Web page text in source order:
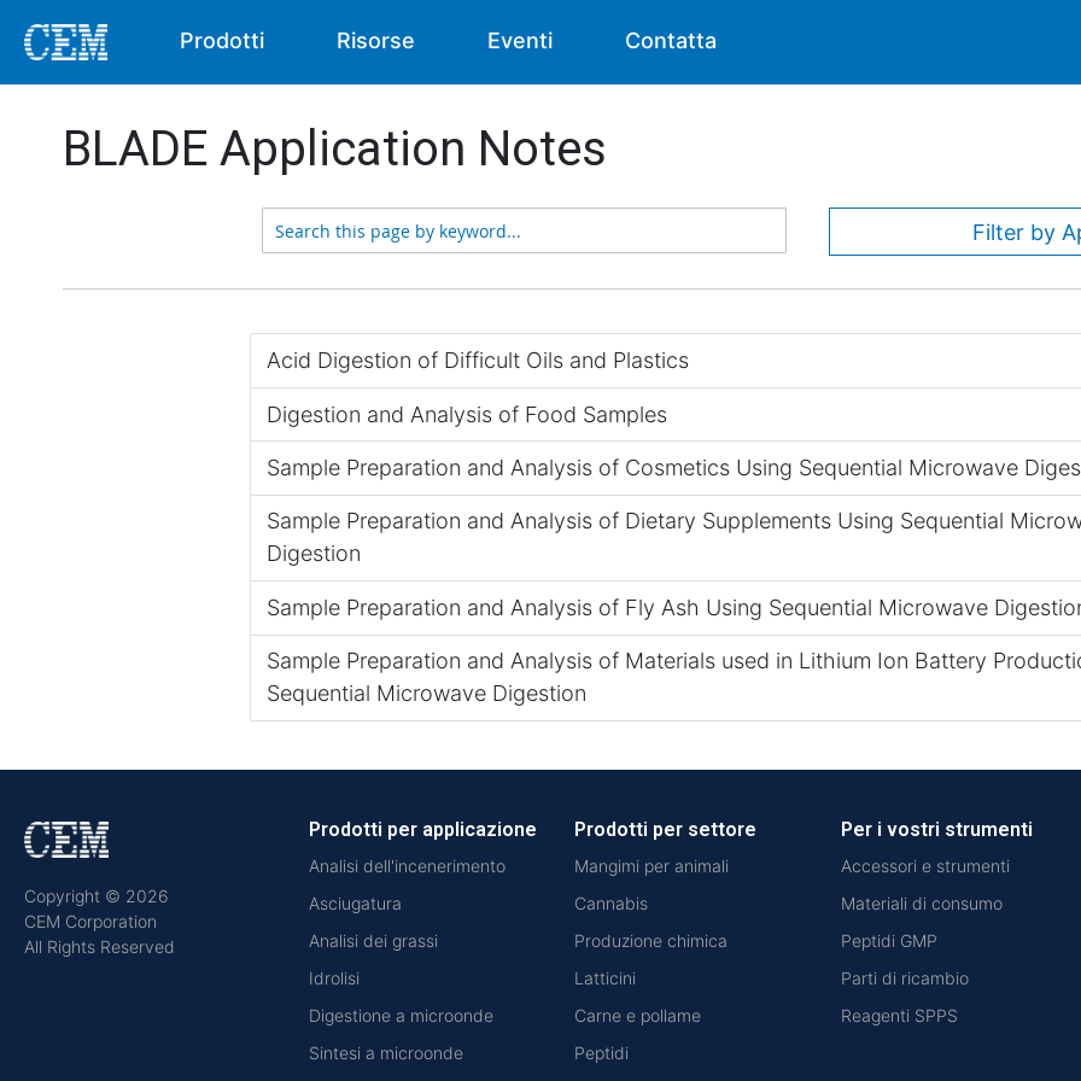
Prodotti Risorse Eventi Contatta
BLADE Application Notes
Filter by
Acid Digestion of Difficult Oils and Plastics
Digestion and Analysis of Food Samples
Sample Preparation and Analysis of Cosmetics Using Sequential Microwave
Sample Preparation and Analysis of Dietary Supplements Using Sequential
Digestion
Sample Preparation and Analysis of Fly Ash Using Sequential Microwave
Sample Preparation and Analysis of Materials used in Lithium Ion Battery
Sequential Microwave Digestion
Copyright © 2026
CEM Corporation
All Rights Reserved
Prodotti per applicazione
Analisi dell'incenerimento
Asciugatura
Analisi dei grassi
Idrolisi
Digestione a microonde
Sintesi a microonde
Prodotti per settore
Mangimi per animali
Cannabis
Produzione chimica
Latticini
Carne e pollame
Peptidi
Per i vostri strumenti
Accessori e strumenti
Materiali di consumo
Peptidi GMP
Parti di ricambio
Reagenti SPPS